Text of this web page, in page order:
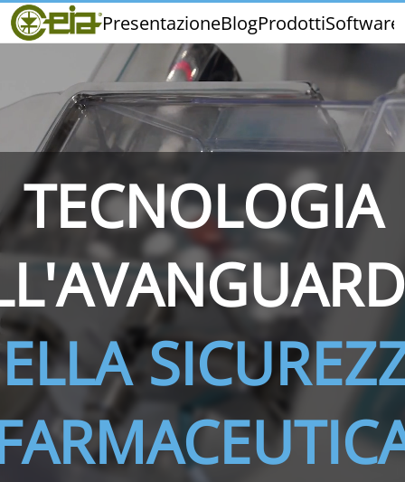
PresentazioneBlogProdottiSoftware
Home
CEIA
Fiere ed Eventi
THS/PH210 THS/PH210-FFV THS/
THS/PH21N-FB THS/PH21N-FFV
THS/
D25
TECNOLOGIA